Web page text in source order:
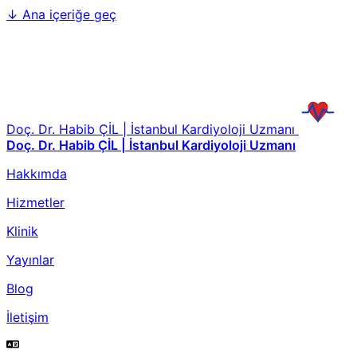
↓ Ana içeriğe geç
Doç. Dr. Habib ÇİL | İstanbul Kardiyoloji Uzmanı
Doç. Dr. Habib ÇİL | İstanbul Kardiyoloji Uzmanı
Hakkımda
Hizmetler
Klinik
Yayınlar
Blog
İletişim